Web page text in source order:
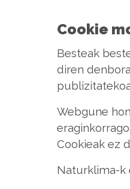
Cookie
Besteak
diren
Webgune
Cookieak ez
Naturklima-k